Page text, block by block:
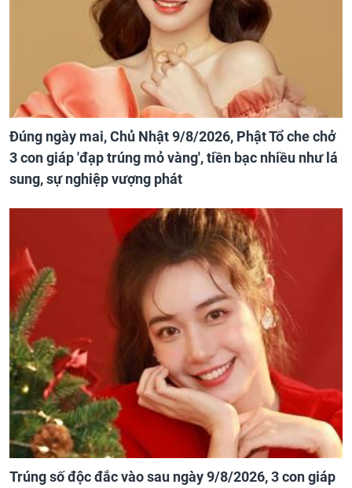
Đúng ngày mai, Chủ Nhật 9/8/2026, Phật Tổ che chở
3 con giáp 'đạp trúng mỏ vàng', tiền bạc nhiều như lá
sung, sự nghiệp vượng phát
Trúng số độc đắc vào sau ngày 9/8/2026, 3 con giáp